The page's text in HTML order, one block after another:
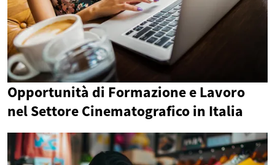
Opportunità di Formazione e Lavoro
nel Settore Cinematografico in Italia